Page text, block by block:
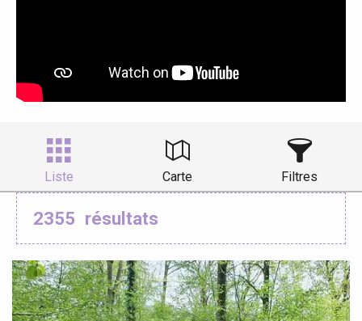
Liste Carte Filtres
2355 résultats